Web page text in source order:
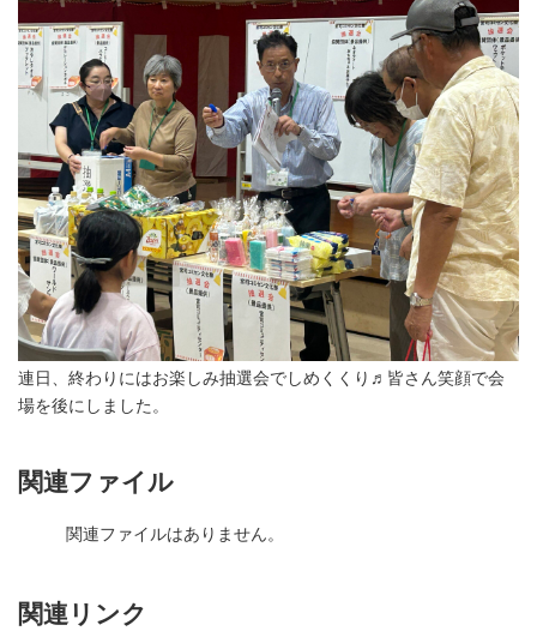
連日、終わりにはお楽しみ抽選会でしめくくり♬皆さん笑顔で会
場を後にしました。
関連ファイル
関連ファイルはありません。
関連リンク